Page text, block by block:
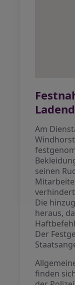
Am
seinen
Die
heraus,
Der
finden